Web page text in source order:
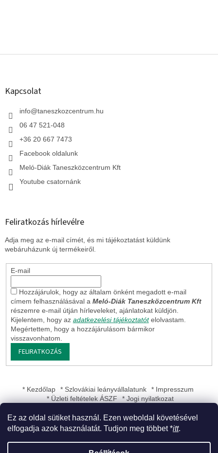
Ez az oldal sütiket használ. Ezen weboldal követésével
elfogadja azok használatát. Tudjon meg többet *itt.
L
Kapcsolat
info@taneszkozcentrum.hu
06 47 521-048
+36 20 667 7473
Facebook oldalunk
Meló-Diák Taneszközcentrum Kft
Youtube csatornánk
Feliratkozás hírlevélre
Adja meg az e-mail címét, és mi tájékoztatást küldünk
webáruházunk új termékeiről.
E-mail
Hozzájárulok, hogy az általam önként megadott e-mail
címem felhasználásával a Meló-Diák Taneszközcentrum Kft
részemre e-mail útján hírleveleket, ajánlatokat küldjön.
Kijelentem, hogy az adatkezelési tájékoztatót elolvastam.
Megértettem, hogy a hozzájárulásom bármikor
visszavonhatom.
FELIRATKOZÁS
* Kezdőlap * Szlovákiai leányvállalatunk
* Impresszum
* Üzleti feltételek ÁSZF
* Jogi nyilatkozat